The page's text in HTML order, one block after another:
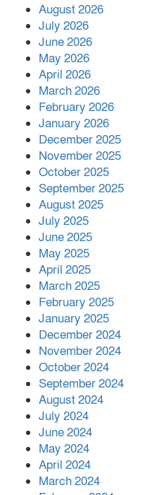
‘জ্বিন হাজিরে
৩০ জুলাই
August 2026
July 2026
June 2026
May 2026
April 2026
March 2026
February 2026
January 2026
December 2025
November 2025
October 2025
September 2025
August 2025
July 2025
June 2025
May 2025
April 2025
March 2025
February 2025
January 2025
December 2024
November 2024
October 2024
September 2024
August 2024
July 2024
June 2024
May 2024
April 2024
March 2024